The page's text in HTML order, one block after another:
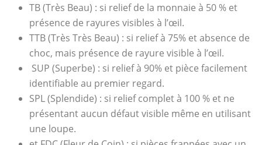
TB (Très Beau) : si relief de la monnaie à 50 % et
présence de rayures visibles à l’œil.
TTB (Très Très Beau) : si relief à 75% et absence de
choc, mais présence de rayure visible à l’œil.
SUP (Superbe) : si relief à 90% et pièce facilement
identifiable au premier regard.
SPL (Splendide) : si relief complet à 100 % et ne
présentant aucun défaut visible même en utilisant
une loupe.